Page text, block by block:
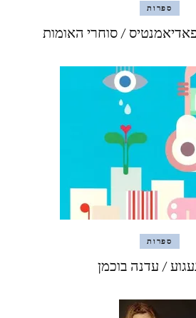
ספרות
/ סוחרי האומות
ספרות
/ עדנה בוכמן